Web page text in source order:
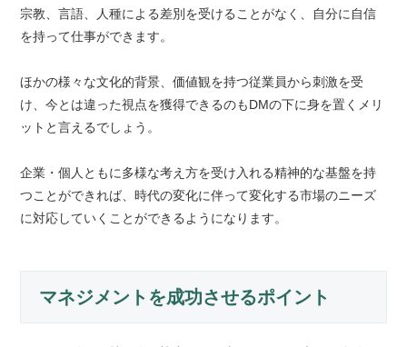
宗教、言語、人種による差別を受けることがなく、自分に自信
を持って仕事ができます。
ほかの様々な文化的背景、価値観を持つ従業員から刺激を受
け、今とは違った視点を獲得できるのもDMの下に身を置くメリ
ットと言えるでしょう。
企業・個人ともに多様な考え方を受け入れる精神的な基盤を持
つことができれば、時代の変化に伴って変化する市場のニーズ
に対応していくことができるようになります。
マネジメントを成功させるポイント